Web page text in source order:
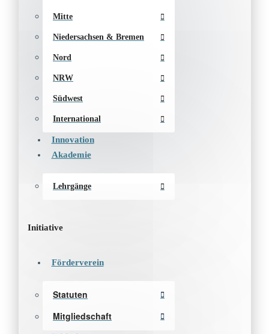
Mitte
Niedersachsen & Bremen
Nord
NRW
Südwest
International
Innovation
Akademie
Lehrgänge
Initiative
Förderverein
Statuten
Mitgliedschaft